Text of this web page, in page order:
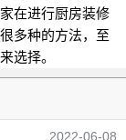
在进行厨房装修
多种的方法，至
选择。
2022-06-08